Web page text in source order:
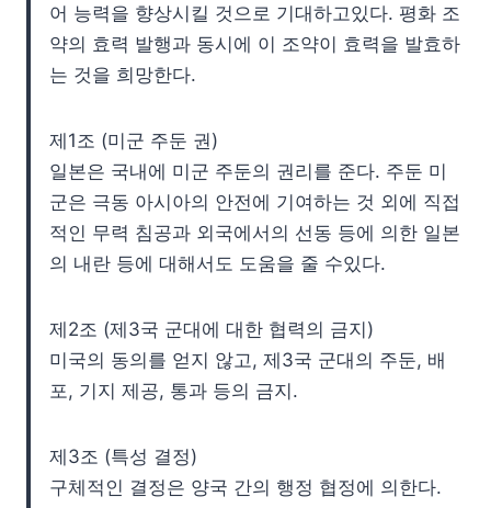
어 능력을 향상시킬 것으로 기대하고있다. 평화 조
약의 효력 발행과 동시에 이 조약이 효력을 발효하
는 것을 희망한다.
제1조 (미군 주둔 권)
일본은 국내에 미군 주둔의 권리를 준다. 주둔 미
군은 극동 아시아의 안전에 기여하는 것 외에 직접
적인 무력 침공과 외국에서의 선동 등에 의한 일본
의 내란 등에 대해서도 도움을 줄 수있다.
제2조 (제3국 군대에 대한 협력의 금지)
미국의 동의를 얻지 않고, 제3국 군대의 주둔, 배
포, 기지 제공, 통과 등의 금지.
제3조 (특성 결정)
구체적인 결정은 양국 간의 행정 협정에 의한다.